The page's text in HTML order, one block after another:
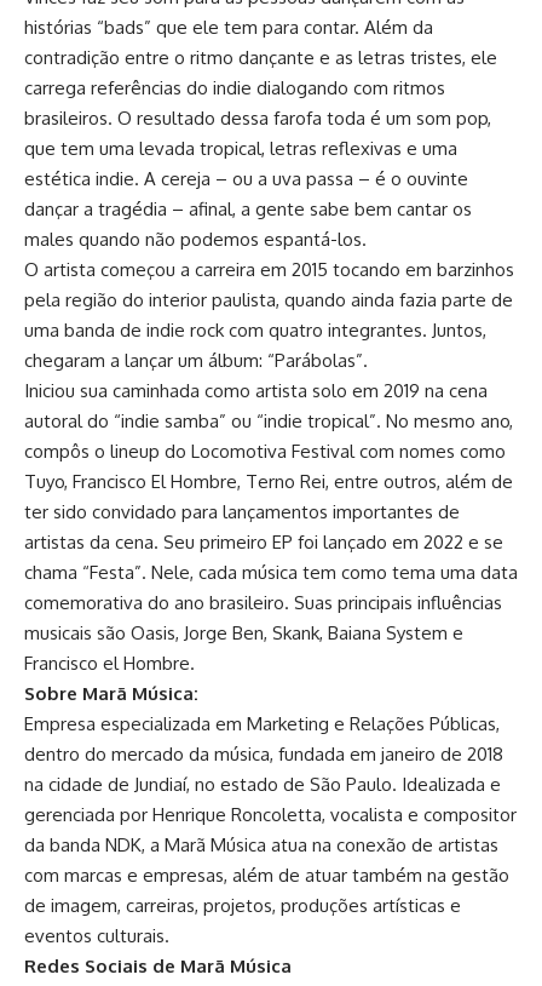
histórias “bads” que ele tem para contar. Além da
contradição entre o ritmo dançante e as letras tristes, ele
carrega referências do indie dialogando com ritmos
brasileiros. O resultado dessa farofa toda é um som pop,
que tem uma levada tropical, letras reflexivas e uma
estética indie. A cereja – ou a uva passa – é o ouvinte
dançar a tragédia – afinal, a gente sabe bem cantar os
males quando não podemos espantá-los.
O artista começou a carreira em 2015 tocando em barzinhos
pela região do interior paulista, quando ainda fazia parte de
uma banda de indie rock com quatro integrantes. Juntos,
chegaram a lançar um álbum: “Parábolas”.
Iniciou sua caminhada como artista solo em 2019 na cena
autoral do “indie samba” ou “indie tropical”. No mesmo ano,
compôs o lineup do Locomotiva Festival com nomes como
Tuyo, Francisco El Hombre, Terno Rei, entre outros, além de
ter sido convidado para lançamentos importantes de
artistas da cena. Seu primeiro EP foi lançado em 2022 e se
chama “Festa”. Nele, cada música tem como tema uma data
comemorativa do ano brasileiro. Suas principais influências
musicais são Oasis, Jorge Ben, Skank, Baiana System e
Francisco el Hombre.
Sobre Marã Música:
Empresa especializada em Marketing e Relações Públicas,
dentro do mercado da música, fundada em janeiro de 2018
na cidade de Jundiaí, no estado de São Paulo. Idealizada e
gerenciada por Henrique Roncoletta, vocalista e compositor
da banda NDK, a Marã Música atua na conexão de artistas
com marcas e empresas, além de atuar também na gestão
de imagem, carreiras, projetos, produções artísticas e
eventos culturais.
Redes Sociais de Marã Música